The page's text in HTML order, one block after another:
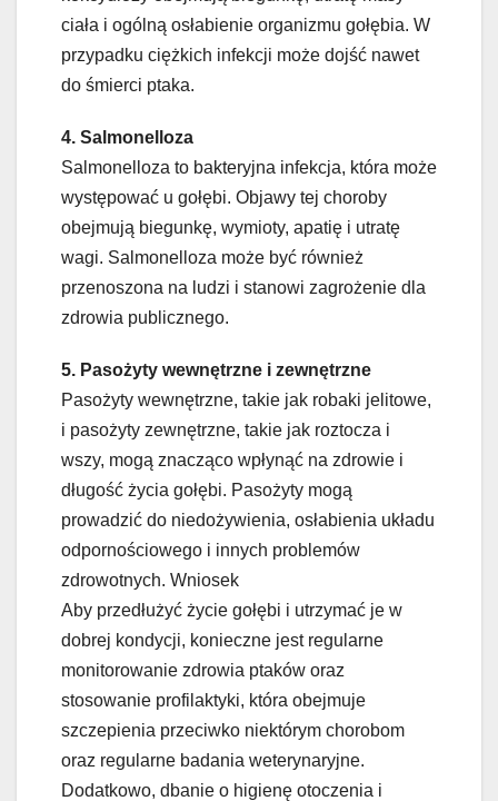
ciała i ogólną osłabienie organizmu gołębia. W
przypadku ciężkich infekcji może dojść nawet
do śmierci ptaka.
4. Salmonelloza
Salmonelloza to bakteryjna infekcja, która może
występować u gołębi. Objawy tej choroby
obejmują biegunkę, wymioty, apatię i utratę
wagi. Salmonelloza może być również
przenoszona na ludzi i stanowi zagrożenie dla
zdrowia publicznego.
5. Pasożyty wewnętrzne i zewnętrzne
Pasożyty wewnętrzne, takie jak robaki jelitowe,
i pasożyty zewnętrzne, takie jak roztocza i
wszy, mogą znacząco wpłynąć na zdrowie i
długość życia gołębi. Pasożyty mogą
prowadzić do niedożywienia, osłabienia układu
odpornościowego i innych problemów
zdrowotnych. Wniosek
Aby przedłużyć życie gołębi i utrzymać je w
dobrej kondycji, konieczne jest regularne
monitorowanie zdrowia ptaków oraz
stosowanie profilaktyki, która obejmuje
szczepienia przeciwko niektórym chorobom
oraz regularne badania weterynaryjne.
Dodatkowo, dbanie o higienę otoczenia i